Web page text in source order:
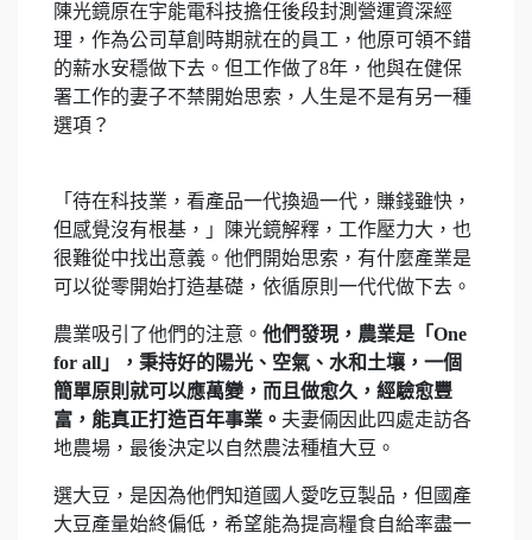
陳光鏡原在宇能電科技擔任後段封測營運資深經
理，作為公司草創時期就在的員工，他原可領不錯
的薪水安穩做下去。但工作做了8年，他與在健保
署工作的妻子不禁開始思索，人生是不是有另一種
選項？
「待在科技業，看產品一代換過一代，賺錢雖快，
但感覺沒有根基，」陳光鏡解釋，工作壓力大，也
很難從中找出意義。他們開始思索，有什麼產業是
可以從零開始打造基礎，依循原則一代代做下去。
農業吸引了他們的注意。 他們發現，農業是「One
for all」，秉持好的陽光、空氣、水和土壤，一個
簡單原則就可以應萬變，而且做愈久，經驗愈豐
富，能真正打造百年事業。 夫妻倆因此四處走訪各
地農場，最後決定以自然農法種植大豆。
選大豆，是因為他們知道國人愛吃豆製品，但國產
大豆產量始終偏低，希望能為提高糧食自給率盡一